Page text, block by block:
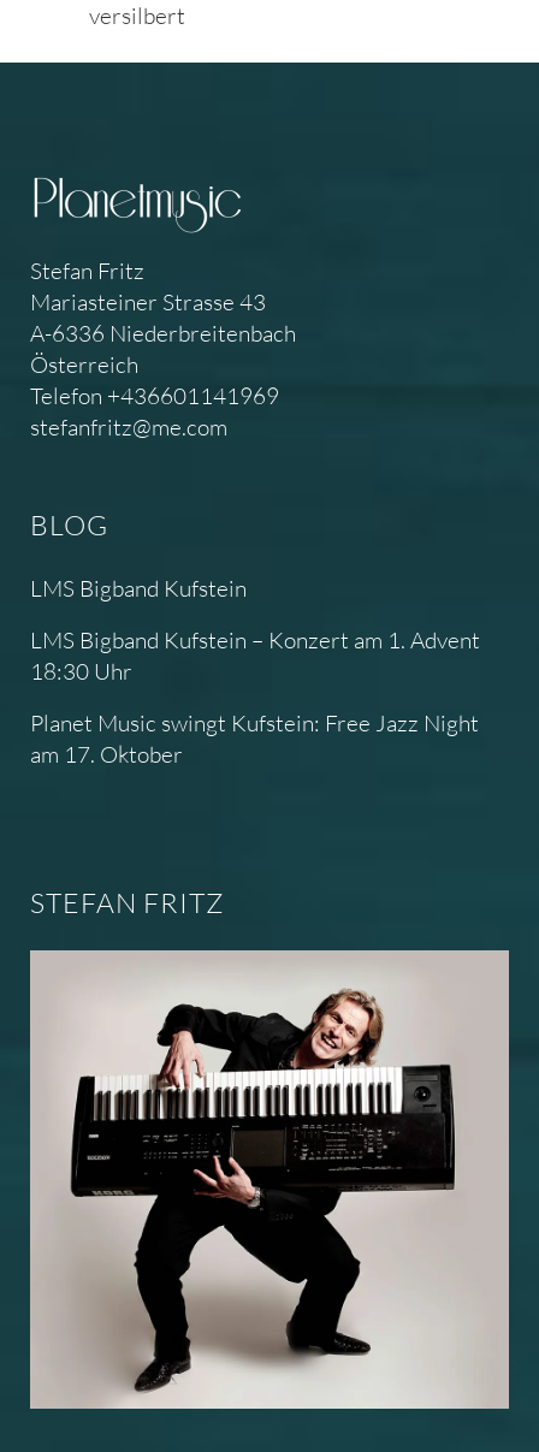
versilbert
Stefan Fritz
Mariasteiner Strasse 43
A-6336 Niederbreitenbach
Österreich
Telefon +436601141969
stefanfritz@me.com
BLOG
LMS Bigband Kufstein
LMS Bigband Kufstein – Konzert am 1. Advent
18:30 Uhr
Planet Music swingt Kufstein: Free Jazz Night
am 17. Oktober
STEFAN FRITZ